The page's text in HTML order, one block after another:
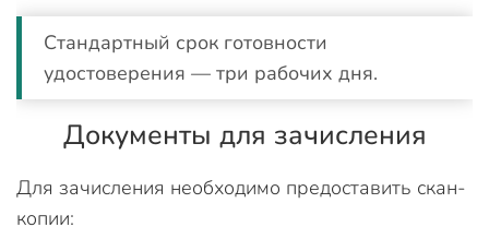
Стандартный срок готовности
удостоверения — три рабочих дня.
Документы для зачисления
Для зачисления необходимо предоставить скан-
копии: